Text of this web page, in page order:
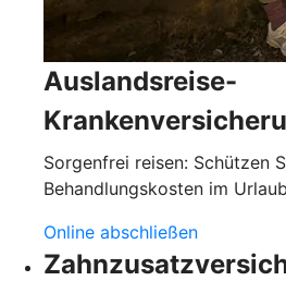
Auslandsreise-
Sorgenfrei reisen: Schützen
Behandlungskosten im
Online abschließen